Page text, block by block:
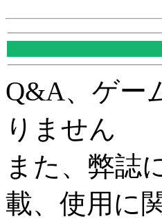
Q&A、ゲー
りません
また、弊誌
載、使用に